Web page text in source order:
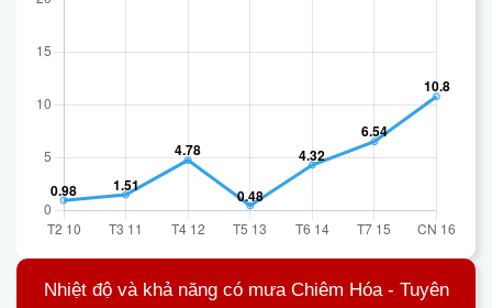
Nhiệt độ và khả năng có mưa Chiêm Hóa - Tuyên